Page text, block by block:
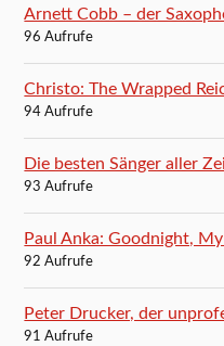
Arnett Cobb – der
96 Aufrufe
Christo: The Wrapped
94 Aufrufe
Die besten Sänger aller
93 Aufrufe
Paul Anka: Goodnight,
92 Aufrufe
Peter Drucker, der
91 Aufrufe